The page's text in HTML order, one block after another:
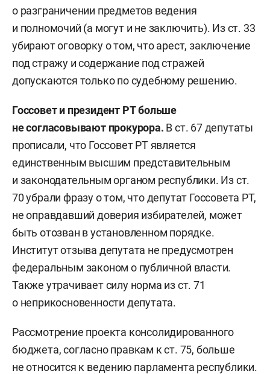
о разграничении предметов ведения
и полномочий (а могут и не заключить). Из ст. 33
убирают оговорку о том, что арест, заключение
под стражу и содержание под стражей
допускаются только по судебному решению.
Госсовет и президент РТбольше
не согласовывают прокурора. В ст. 67 депутаты
прописали, что Госсовет РТ является
единственным высшим представительным
и законодательным органом республики. Из ст.
70 убрали фразу о том, что депутат Госсовета РТ,
не оправдавший доверия избирателей, может
быть отозван в установленном порядке.
Институт отзыва депутата не предусмотрен
федеральным законом о публичной власти.
Также утрачивает силу норма из ст. 71
о неприкосновенности депутата.
Рассмотрение проекта консолидированного
бюджета, согласно правкам к ст. 75, больше
не относится к ведению парламента республики.